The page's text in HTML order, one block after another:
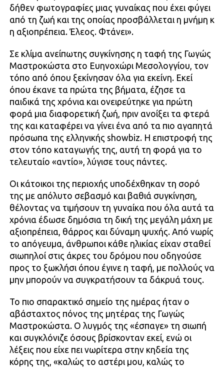
δήθεν φωτογραφίες μιας γυναίκας που έχει φύγει
από τη ζωή και της οποίας προσβάλλεται η μνήμη κ
η αξιοπρέπεια. Έλεος. Φτάνει».
Σε κλίμα ανείπωτης συγκίνησης η ταφή της Γωγώς
Μαστροκώστα στο Ευηνοχώρι Μεσολογγίου, τον
τόπο από όπου ξεκίνησαν όλα για εκείνη. Εκεί
όπου έκανε τα πρώτα της βήματα, έζησε τα
παιδικά της χρόνια και ονειρεύτηκε για πρώτη
φορά μια διαφορετική ζωή, πριν ανοίξει τα φτερά
της και καταφέρει να γίνει ένα από τα πιο αγαπητά
πρόσωπα της ελληνικής showbiz. Η επιστροφή της
στον τόπο καταγωγής της, αυτή τη φορά για το
τελευταίο «αντίο», λύγισε τους πάντες.
Οι κάτοικοι της περιοχής υποδέχθηκαν τη σορό
της με απόλυτο σεβασμό και βαθιά συγκίνηση,
θέλοντας να τιμήσουν τη γυναίκα που όλα αυτά τα
χρόνια έδωσε δημόσια τη δική της μεγάλη μάχη με
αξιοπρέπεια, θάρρος και δύναμη ψυχής. Από νωρίς
το απόγευμα, άνθρωποι κάθε ηλικίας είχαν σταθεί
σιωπηλοί στις άκρες του δρόμου που οδηγούσε
προς το ξωκλήσι όπου έγινε η ταφή, με πολλούς να
μην μπορούν να συγκρατήσουν τα δάκρυά τους.
Το πιο σπαρακτικό σημείο της ημέρας ήταν ο
αβάσταχτος πόνος της μητέρας της Γωγώς
Μαστροκώστα. Ο λυγμός της «έσπαγε» τη σιωπή
και συγκλόνιζε όσους βρίσκονταν εκεί, ενώ οι
λέξεις που είχε πει νωρίτερα στην κηδεία της
κόρης της, «καλώς το αστέρι μου, καλώς το